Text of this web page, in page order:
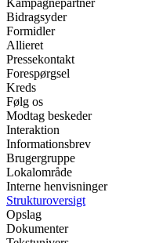
Kampagnepartner
Bidragsyder
Formidler
Allieret
Pressekontakt
Forespørgsel
Kreds
Følg os
Modtag beskeder
Interaktion
Informationsbrev
Brugergruppe
Lokalområde
Interne henvisninger
Strukturoversigt
Opslag
Dokumenter